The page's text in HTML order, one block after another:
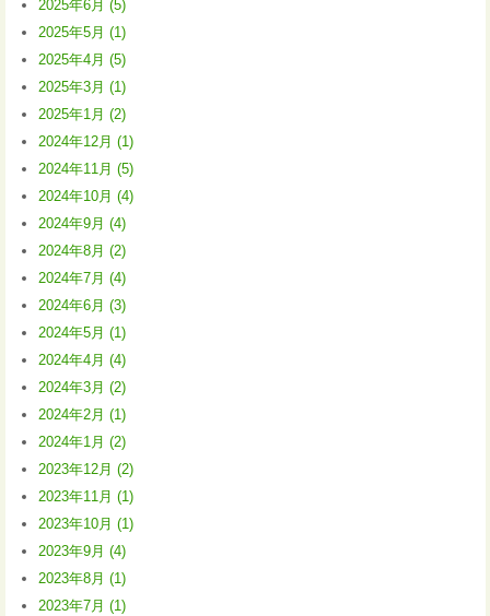
2025年6月 (5)
2025年5月 (1)
2025年4月 (5)
2025年3月 (1)
2025年1月 (2)
2024年12月 (1)
2024年11月 (5)
2024年10月 (4)
2024年9月 (4)
2024年8月 (2)
2024年7月 (4)
2024年6月 (3)
2024年5月 (1)
2024年4月 (4)
2024年3月 (2)
2024年2月 (1)
2024年1月 (2)
2023年12月 (2)
2023年11月 (1)
2023年10月 (1)
2023年9月 (4)
2023年8月 (1)
2023年7月 (1)